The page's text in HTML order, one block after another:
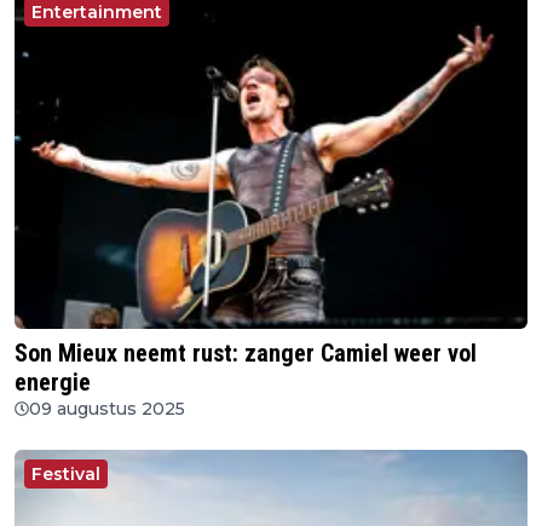
Entertainment
Son Mieux neemt rust: zanger Camiel weer vol
energie
09 augustus 2025
Festival